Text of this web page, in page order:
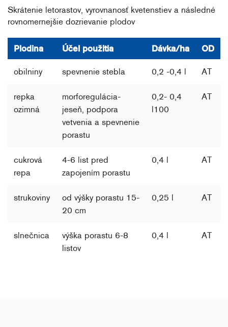
Skrátenie letorastov, vyrovnanosť kvetenstiev a následné
rovnomernejšie dozrievanie plodov
Plodina Účel použitia Dávka/ha OD
obilniny spevnenie stebla 0,2 -0,4 l AT
repka
ozimná
morforegulácia-
jeseň, podpora
vetvenia a spevnenie
porastu
0,2- 0,4
l100
AT
cukrová
repa
4-6 list pred
zapojením porastu
0,4 l AT
strukoviny
od výšky porastu 15-
20 cm
0,25 l AT
slnečnica
výška porastu 6-8
listov
0,4 l AT